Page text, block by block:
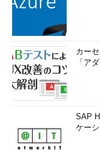
カー
「ア
SAP
ケー